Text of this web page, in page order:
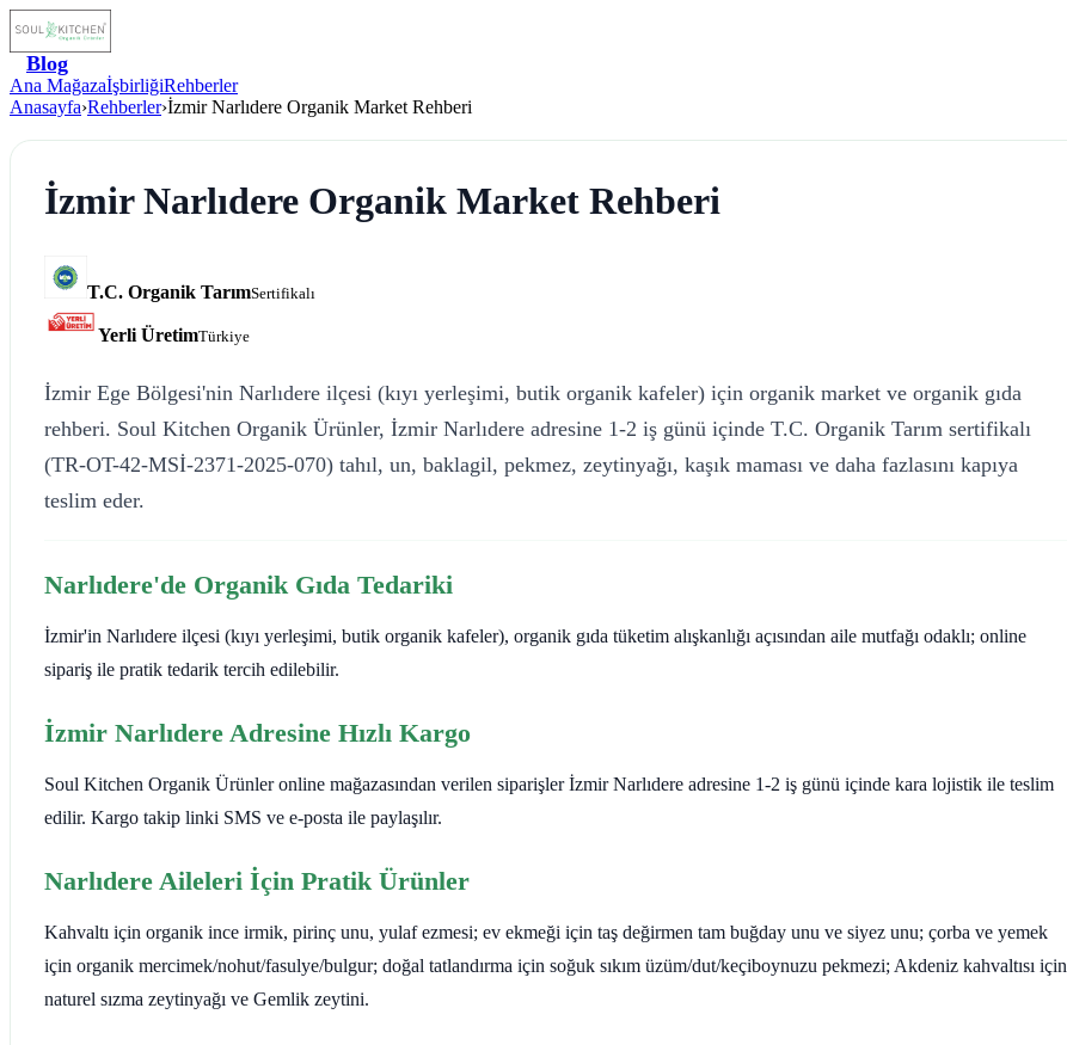
Blog
Ana MağazaİşbirliğiRehberler
Anasayfa›Rehberler›İzmir Narlıdere Organik Market Rehberi
İzmir Narlıdere Organik Market Rehberi
T.C. Organik TarımSertifikalı
Yerli ÜretimTürkiye
İzmir Ege Bölgesi'nin Narlıdere ilçesi (kıyı yerleşimi, butik organik kafeler) için organik market ve organik gıda
rehberi. Soul Kitchen Organik Ürünler, İzmir Narlıdere adresine 1-2 iş günü içinde T.C. Organik Tarım sertifikalı
(TR-OT-42-MSİ-2371-2025-070) tahıl, un, baklagil, pekmez, zeytinyağı, kaşık maması ve daha fazlasını kapıya
teslim eder.
Narlıdere'de Organik Gıda Tedariki
İzmir'in Narlıdere ilçesi (kıyı yerleşimi, butik organik kafeler), organik gıda tüketim alışkanlığı açısından aile mutfağı odaklı; online
sipariş ile pratik tedarik tercih edilebilir.
İzmir Narlıdere Adresine Hızlı Kargo
Soul Kitchen Organik Ürünler online mağazasından verilen siparişler İzmir Narlıdere adresine 1-2 iş günü içinde kara lojistik ile teslim
edilir. Kargo takip linki SMS ve e-posta ile paylaşılır.
Narlıdere Aileleri İçin Pratik Ürünler
Kahvaltı için organik ince irmik, pirinç unu, yulaf ezmesi; ev ekmeği için taş değirmen tam buğday unu ve siyez unu; çorba ve yemek
için organik mercimek/nohut/fasulye/bulgur; doğal tatlandırma için soğuk sıkım üzüm/dut/keçiboynuzu pekmezi; Akdeniz kahvaltısı için
naturel sızma zeytinyağı ve Gemlik zeytini.